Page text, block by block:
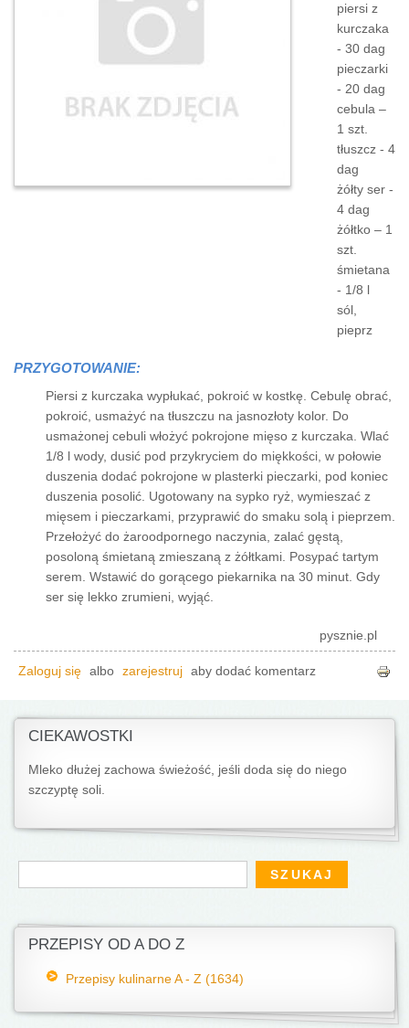
piersi z
kurczaka
- 30 dag
pieczarki
- 20 dag
cebula –
1 szt.
tłuszcz - 4
dag
żółty ser -
4 dag
żółtko – 1
szt.
śmietana
- 1/8 l
sól,
pieprz
PRZYGOTOWANIE:
Piersi z kurczaka wypłukać, pokroić w kostkę. Cebulę obrać,
pokroić, usmażyć na tłuszczu na jasnozłoty kolor. Do
usmażonej cebuli włożyć pokrojone mięso z kurczaka. Wlać
1/8 l wody, dusić pod przykryciem do miękkości, w połowie
duszenia dodać pokrojone w plasterki pieczarki, pod koniec
duszenia posolić. Ugotowany na sypko ryż, wymieszać z
mięsem i pieczarkami, przyprawić do smaku solą i pieprzem.
Przełożyć do żaroodpornego naczynia, zalać gęstą,
posoloną śmietaną zmieszaną z żółtkami. Posypać tartym
serem. Wstawić do gorącego piekarnika na 30 minut. Gdy
ser się lekko zrumieni, wyjąć.
pysznie.pl
Zaloguj się albo zarejestruj aby dodać komentarz
CIEKAWOSTKI
Mleko dłużej zachowa świeżość, jeśli doda się do niego
szczyptę soli.
Formularz wyszukiwania
Szukaj
PRZEPISY OD A DO Z
Przepisy kulinarne A - Z (1634)